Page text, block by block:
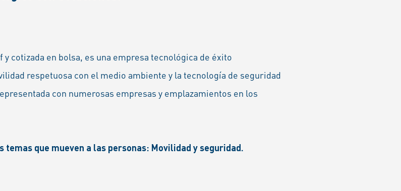
cotizada en bolsa, es una empresa tecnológica de éxito
respetuosa con el medio ambiente y la tecnología de seguridad
con numerosas empresas y emplazamientos en los
que mueven a las personas: Movilidad y seguridad.